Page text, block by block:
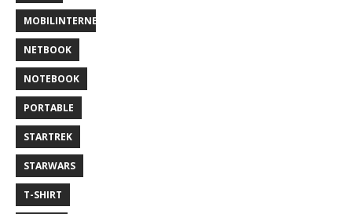
MOBILINTERNET
NETBOOK
NOTEBOOK
PORTABLE
STARTREK
STARWARS
T-SHIRT